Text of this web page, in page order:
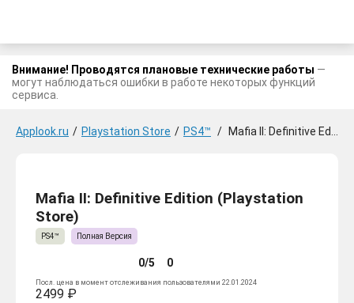
Внимание! Проводятся плановые технические работы —
могут наблюдаться ошибки в работе некоторых функций
сервиса.
Applook.ru / Playstation Store / PS4™ / Mafia II: Definitive Edition
Mafia II: Definitive Edition (Playstation
Store)
PS4™ Полная Версия
0/5 0
Посл. цена в момент отслеживания пользователями 22.01.2024
2499 ₽